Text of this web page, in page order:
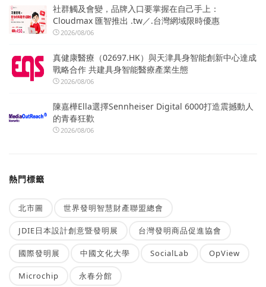
社群觸及會變，品牌入口要掌握在自己手上：
Cloudmax 匯智推出 .tw／.台灣網域限時優惠
2026/08/06
真健康醫療（02697.HK）與天津具身智能創新中心達成
戰略合作 共建具身智能醫療產業生態
2026/08/06
陳嘉樺Ella選擇Sennheiser Digital 6000打造震撼動人
的青春狂歡
2026/08/06
熱門標籤
北市圖 世界發明智慧財產聯盟總會
JDIE日本設計創意暨發明展 台灣發明商品促進協會
國際發明展 中國文化大學 SocialLab OpView
Microchip 永春分館